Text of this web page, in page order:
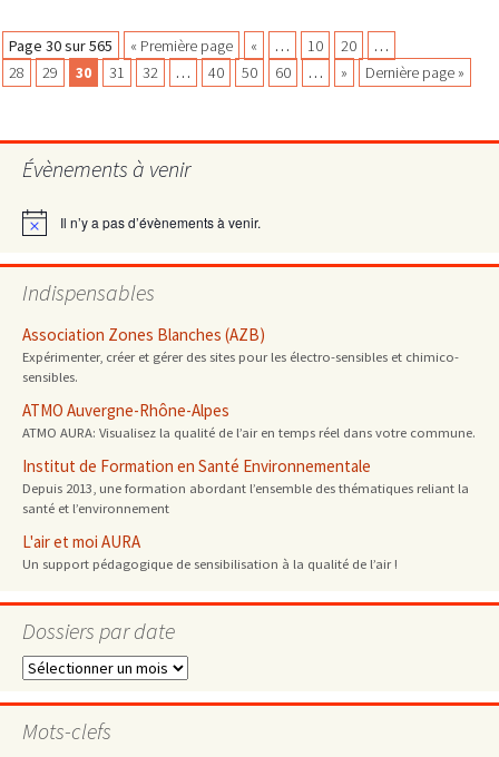
Navigation
des
articles
Page 30 sur 565 « Première page « … 10 20
…
28
29 30 31 32 … 40 50 60 … » Dernière page »
Évènements à venir
Notice Il n’y a pas d’évènements à venir.
Indispensables
Association Zones Blanches (AZB)
Expérimenter, créer et gérer des sites pour les électro-sensibles et chimico-
sensibles.
ATMO Auvergne-Rhône-Alpes
ATMO AURA: Visualisez la qualité de l’air en temps réel dans votre commune.
Institut de Formation en Santé Environnementale
Depuis 2013, une formation abordant l’ensemble des thématiques reliant la
santé et l’environnement
L'air et moi AURA
Un support pédagogique de sensibilisation à la qualité de l’air !
Dossiers par date
Dossiers
date
Mots-clefs